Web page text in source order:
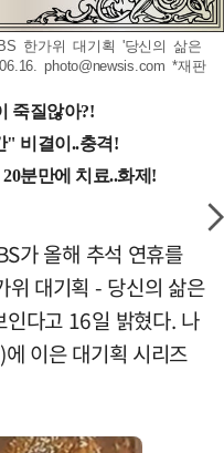
한가위 대기획 '당신의 삶은
photo@newsis.com *재판
가 올해 추석 연휴를
대기획 - 당신의 삶은
다고 16일 밝혔다. 나
이은 대기획 시리즈